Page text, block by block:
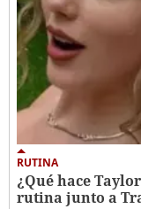
RUTINA
¿Qué hace
rutina junto a